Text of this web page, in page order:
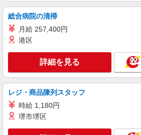
総合病院の清掃
月給 257,400円
港区
詳細を見る
レジ・商品陳列スタッフ
時給 1,180円
堺市堺区